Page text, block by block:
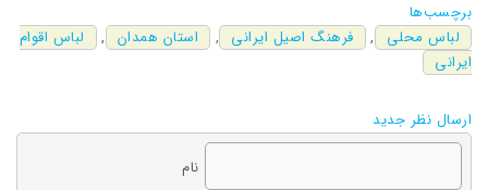
برچسب‌ها
لباس محلی
, فرهنگ اصیل ایرانی , استان همدان ,
لباس اقوام
ایرانی
ارسال نظر جدید
نام